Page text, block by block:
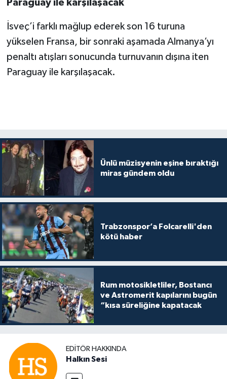
Paraguay ile karşılaşacak
İsveç’i farklı mağlup ederek son 16 turuna
yükselen Fransa, bir sonraki aşamada Almanya’yı
penaltı atışları sonucunda turnuvanın dışına iten
Paraguay ile karşılaşacak.
Ünlü müzisyenin eşine bıraktığı
miras gündem oldu
Trabzonspor’a Folcarelli'den
kötü haber
Rum motosikletliler, Bostancı
ve Astromerit kapılarını bugün
“kısa süreliğine kapatacak
EDITÖR HAKKINDA
Halkın Sesi